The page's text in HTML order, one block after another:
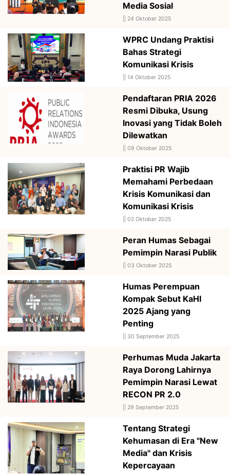
Media Sosial
24 Oktober 2025
WPRC Undang Praktisi
Bahas Strategi
Komunikasi Krisis
14 Oktober 2025
Pendaftaran PRIA 2026
Resmi Dibuka, Usung
Inovasi yang Tidak Boleh
Dilewatkan
09 Oktober 2025
Praktisi PR Wajib
Memahami Perbedaan
Krisis Komunikasi dan
Komunikasi Krisis
02 Oktober 2025
Peran Humas Sebagai
Pemimpin Narasi Publik
03 Oktober 2025
Humas Perempuan
Kompak Sebut KaHI
2025 Ajang yang
Penting
30 September 2025
Perhumas Muda Jakarta
Raya Dorong Lahirnya
Pemimpin Narasi Lewat
RECON PR 2.0
29 September 2025
Tentang Strategi
Kehumasan di Era "New
Media" dan Krisis
Kepercayaan